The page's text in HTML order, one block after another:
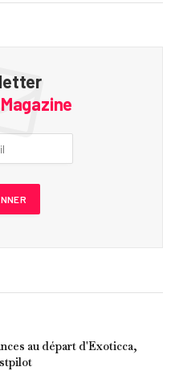
au départ d'Exoticca,